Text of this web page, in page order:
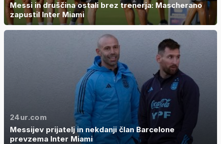
Messi in druščina ostali brez trenerja: Mascherano
zapustil Inter Miami
24ur.com
Messijev prijatelj in nekdanji član Barcelone
prevzema Inter Miami